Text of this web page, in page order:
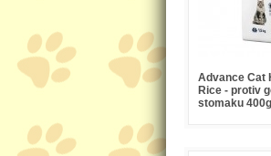
Advance Cat
Rice - protiv
stomaku 400g